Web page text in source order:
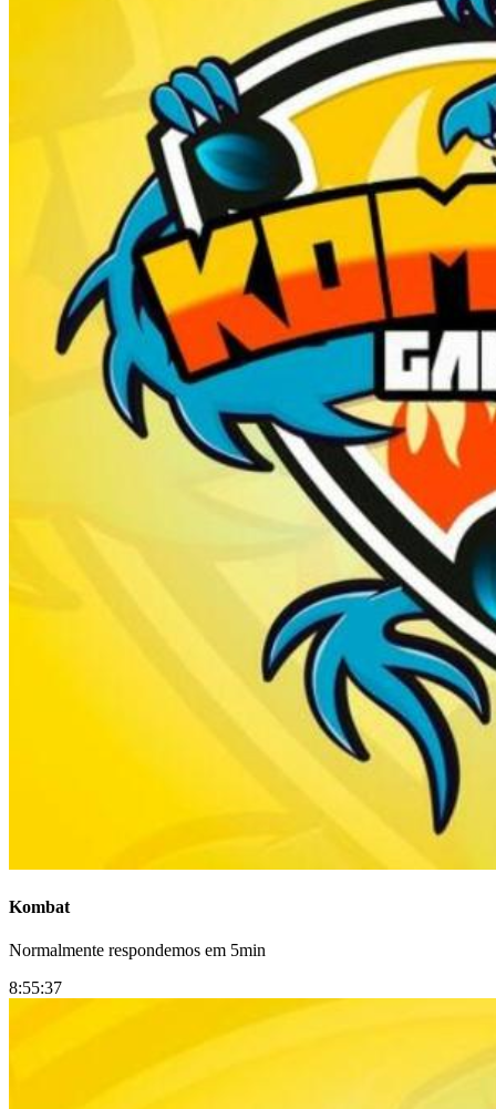
Kombat
Normalmente respondemos em 5min
8:55:37